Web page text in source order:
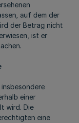
auf dem der
der Betrag nicht
ist er
einer
wird. Die
eine